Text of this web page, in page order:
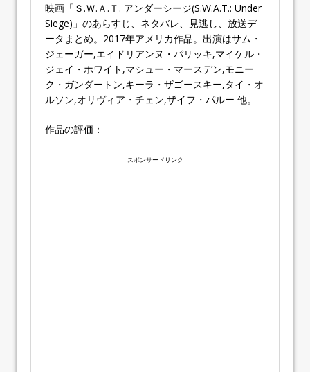
映画「Ｓ.Ｗ.Ａ.Ｔ. アンダーシージ(S.W.A.T.: Under
Siege)」のあらすじ、ネタバレ、見逃し、放送デ
ータまとめ。2017年アメリカ作品。出演はサム・
ジェーガー,エイドリアンヌ・パリッキ,マイケル・
ジェイ・ホワイト,マシュー・マースデン,モニー
ク・ガンダートン,キーラ・ザゴースキー,タイ・オ
ルソン,オリヴィア・チェン,ザイフ・パルー 他。
作品の評価：
スポンサードリンク